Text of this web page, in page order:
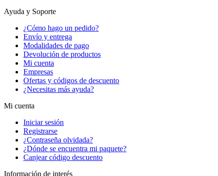
Ayuda y Soporte
¿Cómo hago un pedido?
Envío y entrega
Modalidades de pago
Devolución de productos
Mi cuenta
Empresas
Ofertas y códigos de descuento
¿Necesitas más ayuda?
Mi cuenta
Iniciar sesión
Registrarse
¿Contraseña olvidada?
¿Dónde se encuentra mi paquete?
Canjear código descuento
Información de interés